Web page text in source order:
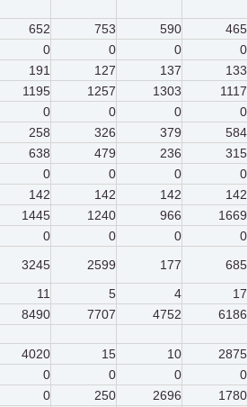
652 753 590 465
0 0 0 0
191 127 137 133
1195 1257 1303 1117
0 0 0 0
258 326 379 584
638 479 236 315
0 0 0 0
142 142 142 142
1445 1240 966 1669
0 0 0 0
3245 2599 177 685
11 5 4 17
8490 7707 4752 6186
4020 15 10 2875
0 0 0 0
0 250 2696 1780